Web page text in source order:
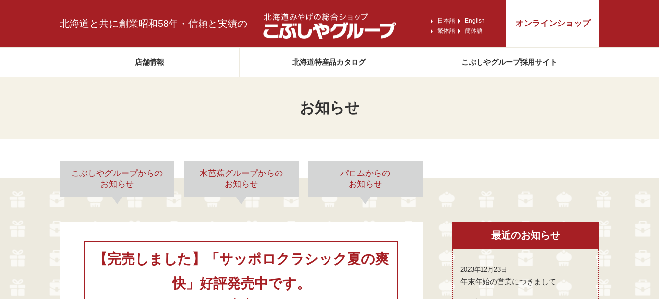
北海道と共に創業昭和58年・ 信頼と実績の 日本語
English
繁体語
簡体語
オンラインショップ
店舗情報 北海道特産品カタログ こぶしやグループ採用サイト
お知らせ
こぶしやグループからの
お知らせ
水芭蕉グループからの
お知らせ
パロムからの
お知らせ
【完売しました】「サッポロクラシック夏の爽
快」好評発売中です。
最近のお知らせ
2023年12月23日
年末年始の営業につきまして